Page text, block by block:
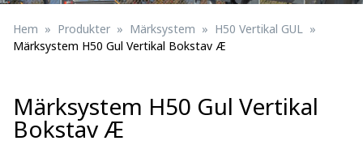
Hem Produkter Märksystem
H50 Vertikal GUL
Märksystem H50 Gul Vertikal Bokstav Æ
Märksystem H50 Gul Vertikal
Bokstav Æ